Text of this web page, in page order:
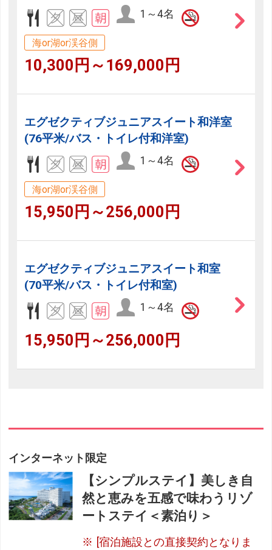
1～4名
海or湖or渓谷側
10,300円～169,000円
エグゼクティブジュニアスイート和洋室
(76平米/バス・トイレ付和洋室)
1～4名
海or湖or渓谷側
15,950円～256,000円
エグゼクティブジュニアスイート和室
(70平米/バス・トイレ付和室)
1～4名
15,950円～256,000円
インターネット限定
【シンプルステイ】美しき自
然と恵みを五感で味わうリゾ
ートステイ＜素泊り＞
[宿泊施設との直接契約となりま